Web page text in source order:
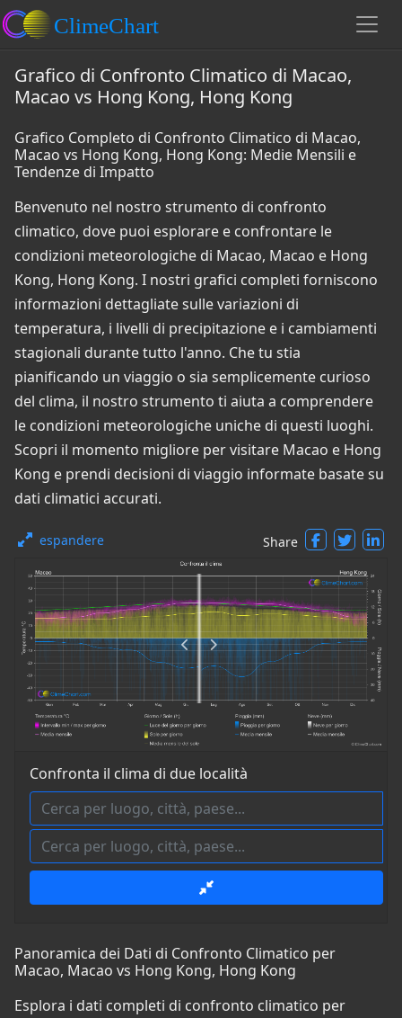
Grafico di Confronto Climatico di Macao,
Macao vs Hong Kong, Hong Kong
Grafico Completo di Confronto Climatico di Macao,
Macao vs Hong Kong, Hong Kong: Medie Mensili e
Tendenze di Impatto
Benvenuto nel nostro strumento di confronto
climatico, dove puoi esplorare e confrontare le
condizioni meteorologiche di Macao, Macao e Hong
Kong, Hong Kong. I nostri grafici completi forniscono
informazioni dettagliate sulle variazioni di
temperatura, i livelli di precipitazione e i cambiamenti
stagionali durante tutto l'anno. Che tu stia
pianificando un viaggio o sia semplicemente curioso
del clima, il nostro strumento ti aiuta a comprendere
le condizioni meteorologiche uniche di questi luoghi.
Scopri il momento migliore per visitare Macao e Hong
Kong e prendi decisioni di viaggio informate basate su
dati climatici accurati.
espandere Share
Confronta il clima di due località
Panoramica dei Dati di Confronto Climatico per
Macao, Macao vs Hong Kong, Hong Kong
Esplora i dati completi di confronto climatico per